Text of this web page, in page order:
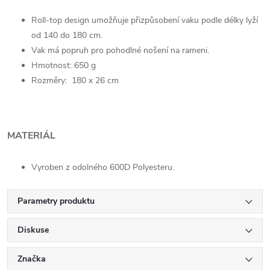
Roll-top design umožňuje přizpůsobení vaku podle délky lyží
od 140 do 180 cm.
Vak má popruh pro pohodlné nošení na rameni.
Hmotnost: 650 g
Rozměry: 180 x 26 cm
MATERIÁL
Vyroben z odolného 600D Polyesteru.
Parametry produktu
Diskuse
Značka